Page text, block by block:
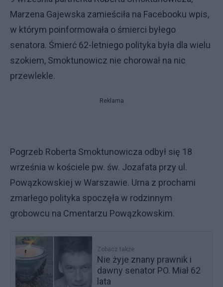
Marzena Gajewska zamieściła na Facebooku wpis,
w którym poinformowała o śmierci byłego
senatora. Śmierć 62-letniego polityka była dla wielu
szokiem, Smoktunowicz nie chorował na nic
przewlekle.
Reklama
Pogrzeb Roberta Smoktunowicza odbył się 18
września w kościele pw. św. Jozafata przy ul.
Powązkowskiej w Warszawie. Urna z prochami
zmarłego polityka spoczęła w rodzinnym
grobowcu na Cmentarzu Powązkowskim.
Zobacz także
Nie żyje znany prawnik i
dawny senator PO. Miał 62
lata